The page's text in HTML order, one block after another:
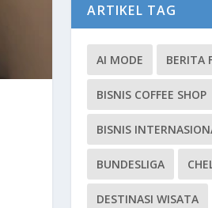
ARTIKEL TAG
AI MODE BERITA
BISNIS COFFEE SHOP
BISNIS
BUNDESLIGA
DESTINASI WISATA